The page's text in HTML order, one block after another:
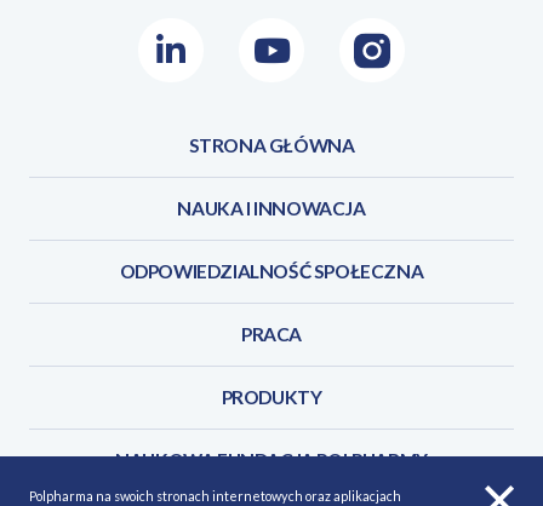
LinkedInYoutubeInstagram
STRONA GŁÓWNA
NAUKA I INNOWACJA
ODPOWIEDZIALNOŚĆ SPOŁECZNA
PRACA
PRODUKTY
NAUKOWA FUNDACJA POLPHARMY
Polpharma na swoich stronach internetowych oraz aplikacjach